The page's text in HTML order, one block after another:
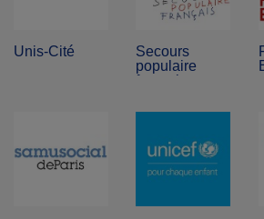
Unis-Cité
Secours
populaire
français